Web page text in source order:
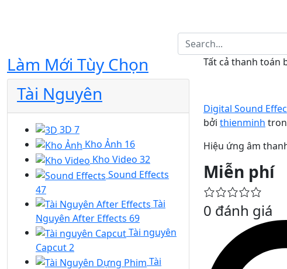
Làm Mới Tùy Chọn
Tài Nguyên
3D 7
Kho Ảnh 16
Kho Video 32
Sound Effects
47
Tài
Nguyên After Effects 69
Tài nguyên
Capcut2
Tài
Tất cả thanh toán
Digital Sound
bởi thienminh
Hiệu ứng âm
Miễn phí
0 đánh giá